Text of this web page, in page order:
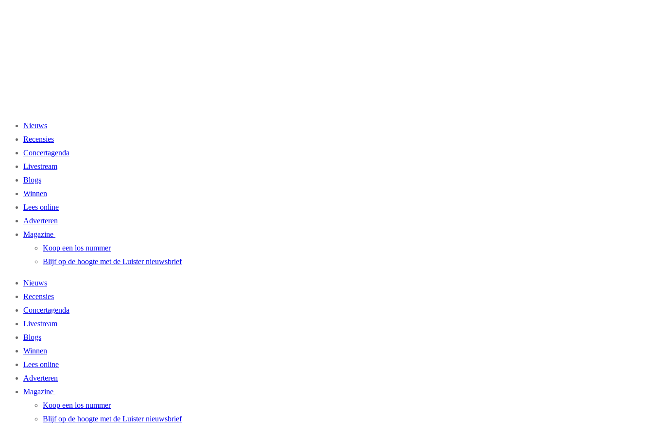
Nieuws
Recensies
Concertagenda
Livestream
Blogs
Winnen
Lees online
Adverteren
Magazine
Koop een los nummer
Blijf op de hoogte met de Luister nieuwsbrief
Nieuws
Recensies
Concertagenda
Livestream
Blogs
Winnen
Lees online
Adverteren
Magazine
Koop een los nummer
Blijf op de hoogte met de Luister nieuwsbrief